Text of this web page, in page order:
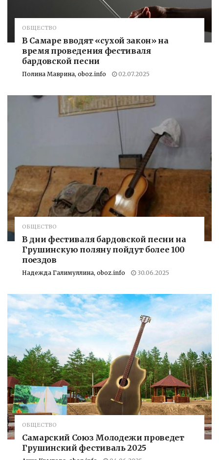
ОБЩЕСТВО
В Самаре вводят «сухой закон» на
время проведения фестиваля
бардовской песни
Полина Маврина, oboz.info 02.07.2025
ОБЩЕСТВО
В дни фестиваля бардовской песни на
Грушинскую поляну пойдут более 100
поездов
Надежда Галимуллина, oboz.info 30.06.2025
ОБЩЕСТВО
Самарский Союз Молодежи проведет
Грушинский фестиваль 2025